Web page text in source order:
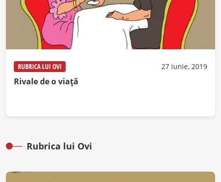
RUBRICA LUI OVI 27 iunie, 2019
Rivale de o viață
Rubrica lui Ovi